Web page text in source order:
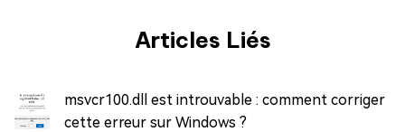
Articles Liés
msvcr100.dll est introuvable : comment corriger
cette erreur sur Windows ?